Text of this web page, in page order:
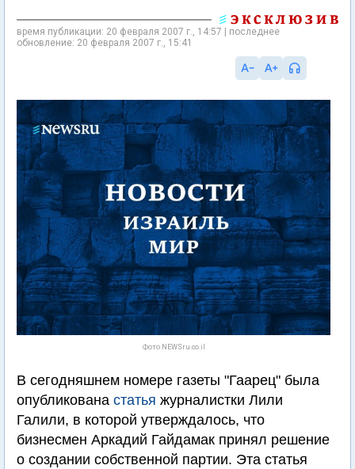
время публикации: 20 февраля 2007 г., 14:57 | последнее
обновление: 20 февраля 2007 г., 15:41
Фото NEWSru.co.il
В сегодняшнем номере газеты "Гаарец" была
опубликована статья журналистки Лили
Галили, в которой утверждалось, что
бизнесмен Аркадий Гайдамак принял решение
о создании собственной партии. Эта статья